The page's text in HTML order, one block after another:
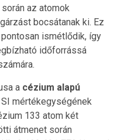
az atomok
bocsátanak ki. Ez
ismétlődik, így
időforrássá
a cézium alapú
mértékegységének
133 atom két
átmenet során